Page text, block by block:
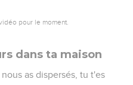
?
est vaine.
de valeur, et c'est lui qui